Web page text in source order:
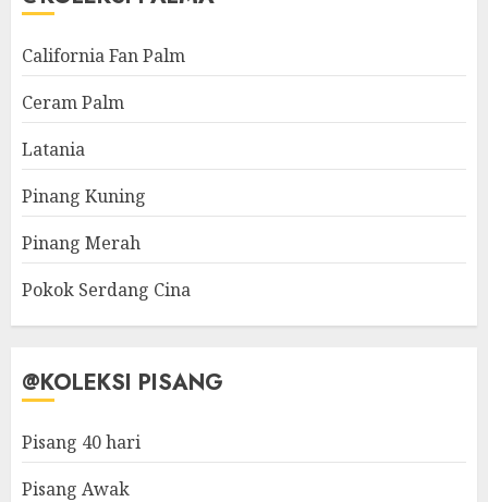
California Fan Palm
Ceram Palm
Latania
Pinang Kuning
Pinang Merah
Pokok Serdang Cina
@KOLEKSI PISANG
Pisang 40 hari
Pisang Awak